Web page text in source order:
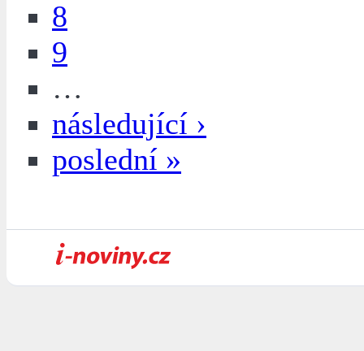
8
9
…
následující ›
poslední »